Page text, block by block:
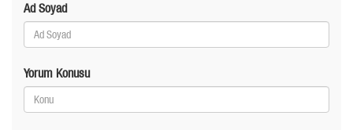
Ad Soyad
Yorum Konusu